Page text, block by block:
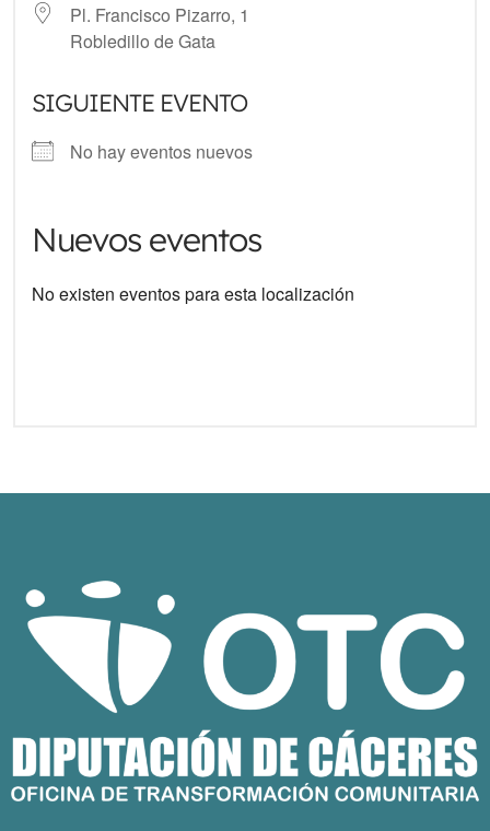
Pl. Francisco Pizarro, 1
Robledillo de Gata
SIGUIENTE EVENTO
No hay eventos nuevos
Nuevos eventos
No existen eventos para esta localización